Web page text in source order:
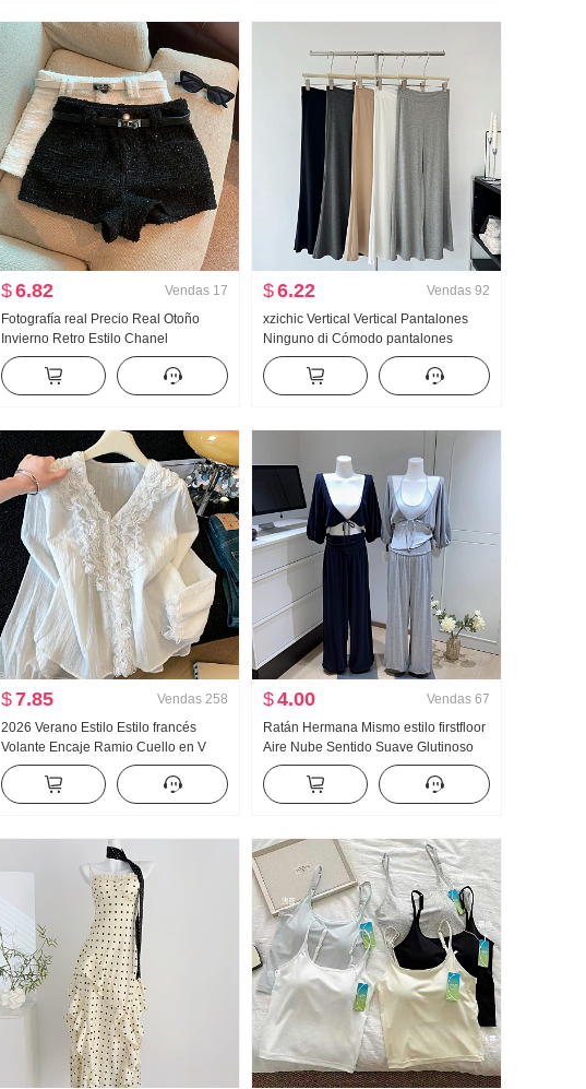
$6.82 Vendas 17
Fotografía real Precio Real Otoño
Invierno Retro Estilo Chanel
Pantalones cortos Pantalones de
montar
$6.22 Vendas 92
xzichic Vertical Vertical Pantalones
Ninguno di Cómodo pantalones
acampanados Primavera-Verano
Nuevo Elegante Pantalones largos
Adelgazante Pantalones casuales
$7.85 Vendas 258
2026 Verano Estilo Estilo francés
Volante Encaje Ramio Cuello en V
Protección solar Camisa Manga larga
Mujer Holgado Diseño Sentido En
$4.00 Vendas 67
Ratán Hermana Mismo estilo firstfloor
Aire Nube Sentido Suave Glutinoso
Cero Bondage Mangas abullonadas
Chaleco Top Pantalones Tres piezas